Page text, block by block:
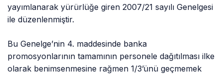
yayımlanarak yürürlüğe giren 2007/21 sayılı Genelgesi
ile düzenlenmiştir.
Bu Genelge’nin 4. maddesinde banka
promosyonlarının tamamının personele dağıtılması ilke
olarak benimsenmesine rağmen 1/3’ünü geçmemek